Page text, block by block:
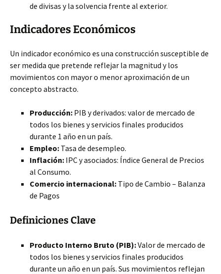
de divisas y la solvencia frente al exterior.
Indicadores Económicos
Un indicador económico es una construcción susceptible de
ser medida que pretende reflejar la magnitud y los
movimientos con mayor o menor aproximación de un
concepto abstracto.
Producción: PIB y derivados: valor de mercado de
todos los bienes y servicios finales producidos
durante 1 año en un país.
Empleo: Tasa de desempleo.
Inflación: IPC y asociados: Índice General de Precios
al Consumo.
Comercio internacional: Tipo de Cambio – Balanza
de Pagos
Definiciones Clave
Producto Interno Bruto (PIB):Valor de mercado de
todos los bienes y servicios finales producidos
durante un año en un país. Sus movimientos reflejan